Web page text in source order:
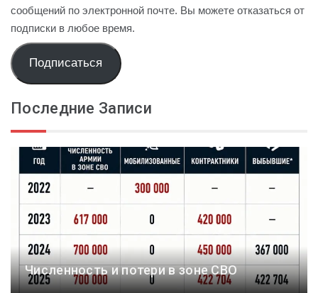
сообщений по электронной почте. Вы можете отказаться от
подписки в любое время.
Подписаться
Последние Записи
Численность и потери в зоне СВО